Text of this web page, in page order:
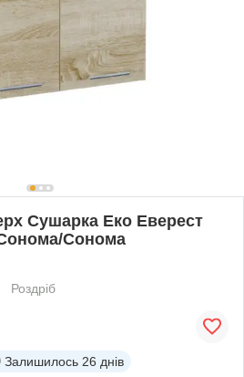
Сушарка Еко Еверест
Сонома
Роздріб
Залишилось 26 днів